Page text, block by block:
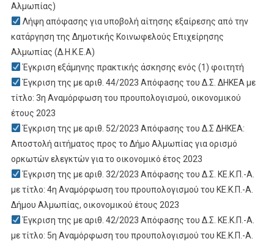
Αλμωπίας)
Λήψη απόφασης για υποβολή αίτησης εξαίρεσης από την
κατάργηση της Δημοτικής Κοινωφελούς Επιχείρησης
Αλμωπίας (Δ.Η.Κ.Ε.Α)
Έγκριση εξάμηνης πρακτικής άσκησης ενός (1) φοιτητή
Έγκριση της με αριθ. 44/2023 Απόφaσης του Δ.Σ. ΔΗΚΕΑ με
τίτλο: 3η Αναμόρφωση του προυπολογισμού, οικονομικού
έτους 2023
Έγκριση της με αριθ. 52/2023 Απόφaσης του Δ.Σ ΔΗΚΕΑ:
Αποστολή αιτήματος προς το Δήμο Αλμωπίας για ορισμό
ορκωτών ελεγκτών για το οικονομικό έτος 2023
Έγκριση της με αριθ. 32/2023 Απόφaσης του Δ.Σ. ΚΕ.Κ.Π.-Α.
με τίτλο: 4η Αναμόρφωση του προυπολογισμού του ΚΕ.Κ.Π.-Α.
Δήμου Αλμωπίας, οικονομικού έτους 2023
Έγκριση της με αριθ. 42/2023 Απόφaσης του Δ.Σ. ΚΕ.Κ.Π.-Α.
με τίτλο: 5η Αναμόρφωση του προυπολογισμού του ΚΕ.Κ.Π.-Α.